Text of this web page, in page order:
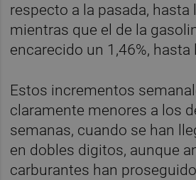
respecto a la pasada, hasta
mientras que el de la
encarecido un 1,46%, hasta
Estos incrementos
claramente menores a los
semanas, cuando se han
en dobles digitos, aunque
carburantes han